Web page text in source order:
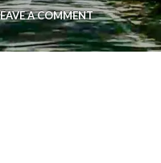
A COMMENT